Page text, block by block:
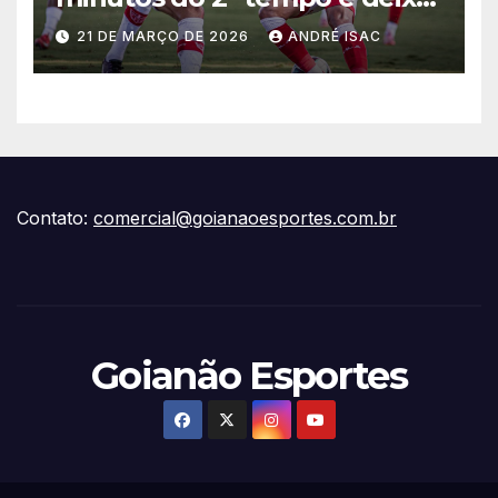
vitória escapar na estreia da
Série B
21 DE MARÇO DE 2026 ANDRÉ ISAC
Contato: comercial@goianaoesportes.com.br
Goianão Esportes